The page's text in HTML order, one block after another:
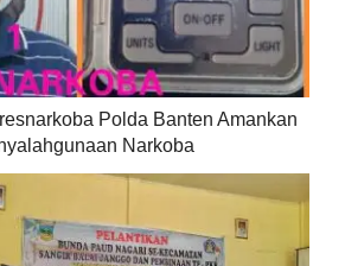
Polda Banten Amankan
Narkoba